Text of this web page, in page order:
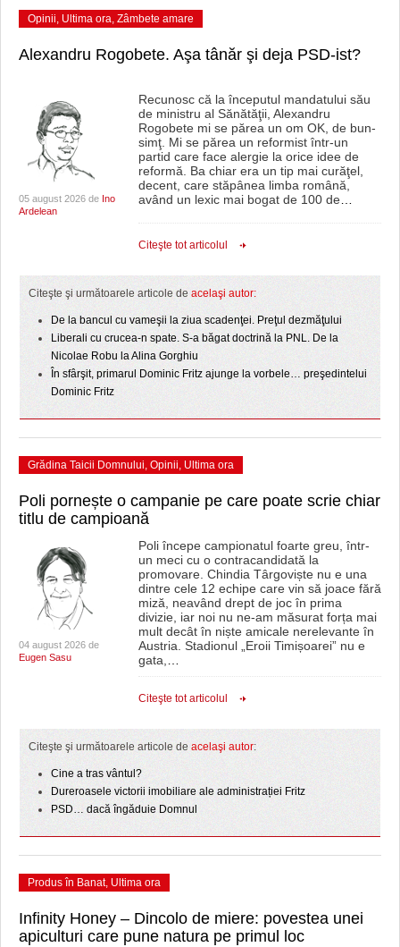
Opinii, Ultima ora, Zâmbete amare
Alexandru Rogobete. Aşa tânăr şi deja PSD-ist?
05 august 2026 de Ino
Ardelean
Recunosc că la începutul mandatului său
de ministru al Sănătăţii, Alexandru
Rogobete mi se părea un om OK, de bun-
simţ. Mi se părea un reformist într-un
partid care face alergie la orice idee de
reformă. Ba chiar era un tip mai curăţel,
decent, care stăpânea limba română,
având un lexic mai bogat de 100 de…
Citeşte tot articolul
Citeşte şi următoarele articole de acelaşi autor:
De la bancul cu vameşii la ziua scadenţei. Preţul dezmăţului
Liberali cu crucea-n spate. S-a băgat doctrină la PNL. De la
Nicolae Robu la Alina Gorghiu
În sfârşit, primarul Dominic Fritz ajunge la vorbele… preşedintelui
Dominic Fritz
Grădina Taicii Domnului, Opinii, Ultima ora
Poli pornește o campanie pe care poate scrie chiar
titlu de campioană
04 august 2026 de
Eugen Sasu
Poli începe campionatul foarte greu, într-
un meci cu o contracandidată la
promovare. Chindia Târgoviște nu e una
dintre cele 12 echipe care vin să joace fără
miză, neavând drept de joc în prima
divizie, iar noi nu ne-am măsurat forța mai
mult decât în niște amicale nerelevante în
Austria. Stadionul „Eroii Timișoarei” nu e
gata,…
Citeşte tot articolul
Citeşte şi următoarele articole de acelaşi autor:
Cine a tras vântul?
Dureroasele victorii imobiliare ale administrației Fritz
PSD… dacă îngăduie Domnul
Produs în Banat, Ultima ora
Infinity Honey – Dincolo de miere: povestea unei
apiculturi care pune natura pe primul loc